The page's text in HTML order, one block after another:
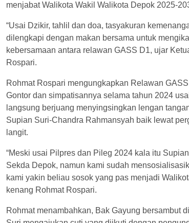
menjabat Walikota Wakil Walikota Depok 2025-
“Usai Dzikir, tahlil dan doa, tasyakuran
dilengkapi dengan makan bersama untuk
kebersamaan antara relawan GASS D1, ujar
Rospari.
Rohmat Rospari mengungkapkan Relawan
Gontor dan simpatisannya selama tahun 2024
langsung berjuang menyingsingkan lengan
Supian Suri-Chandra Rahmansyah baik lewat
langit.
“Meski usai Pilpres dan Pileg 2024 kala itu
Sekda Depok, namun kami sudah
kami yakin beliau sosok yang pas menjadi
kenang Rohmat Rospari.
Rohmat menambahkan, Bak Gayung bersambut